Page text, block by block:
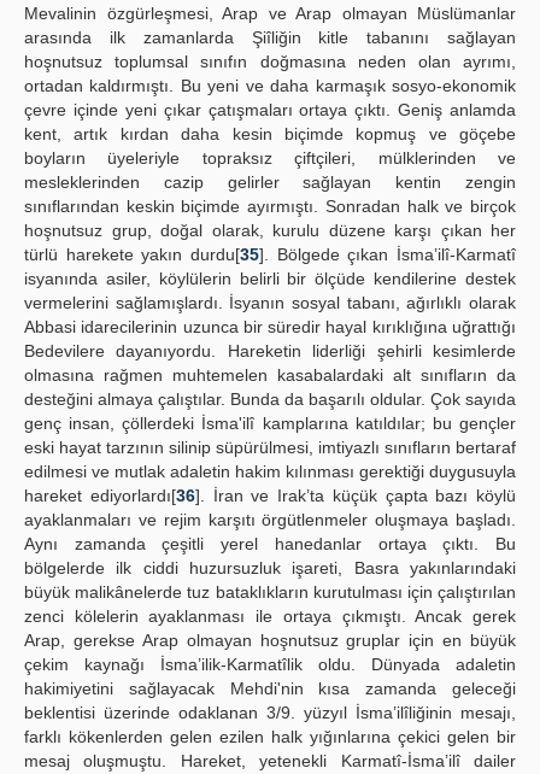
Mevalinin özgürleşmesi, Arap ve Arap olmayan Müslümanlar
arasında ilk zamanlarda Şiîliğin kitle tabanını sağlayan
hoşnutsuz toplumsal sınıfın doğmasına neden olan ayrımı,
ortadan kaldırmıştı. Bu yeni ve daha karmaşık sosyo-ekonomik
çevre içinde yeni çıkar çatışmaları ortaya çıktı. Geniş anlamda
kent, artık kırdan daha kesin biçimde kopmuş ve göçebe
boyların üyeleriyle topraksız çiftçileri, mülklerinden ve
mesleklerinden cazip gelirler sağlayan kentin zengin
sınıflarından keskin biçimde ayırmıştı. Sonradan halk ve birçok
hoşnutsuz grup, doğal olarak, kurulu düzene karşı çıkan her
türlü harekete yakın durdu[35]. Bölgede çıkan İsma’ilî-Karmatî
isyanında asiler, köylülerin belirli bir ölçüde kendilerine destek
vermelerini sağlamışlardı. İsyanın sosyal tabanı, ağırlıklı olarak
Abbasi idarecilerinin uzunca bir süredir hayal kırıklığına uğrattığı
Bedevilere dayanıyordu. Hareketin liderliği şehirli kesimlerde
olmasına rağmen muhtemelen kasabalardaki alt sınıfların da
desteğini almaya çalıştılar. Bunda da başarılı oldular. Çok sayıda
genç insan, çöllerdeki İsma'ilî kamplarına katıldılar; bu gençler
eski hayat tarzının silinip süpürülmesi, imtiyazlı sınıfların bertaraf
edilmesi ve mutlak adaletin hakim kılınması gerektiği duygusuyla
hareket ediyorlardı[36]. İran ve Irak’ta küçük çapta bazı köylü
ayaklanmaları ve rejim karşıtı örgütlenmeler oluşmaya başladı.
Aynı zamanda çeşitli yerel hanedanlar ortaya çıktı. Bu
bölgelerde ilk ciddi huzursuzluk işareti, Basra yakınlarındaki
büyük malikânelerde tuz bataklıkların kurutulması için çalıştırılan
zenci kölelerin ayaklanması ile ortaya çıkmıştı. Ancak gerek
Arap, gerekse Arap olmayan hoşnutsuz gruplar için en büyük
çekim kaynağı İsma’ilik-Karmatîlik oldu. Dünyada adaletin
hakimiyetini sağlayacak Mehdi'nin kısa zamanda geleceği
beklentisi üzerinde odaklanan 3/9. yüzyıl İsma’ilîliğinin mesajı,
farklı kökenlerden gelen ezilen halk yığınlarına çekici gelen bir
mesaj oluşmuştu. Hareket, yetenekli Karmatî-İsma’ilî dailer